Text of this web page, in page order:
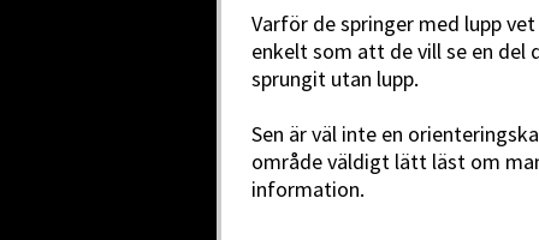
Varför de springer med lupp
enkelt som att de vill se en
sprungit utan lupp.
Sen är väl inte en
område väldigt lätt läst om
information.